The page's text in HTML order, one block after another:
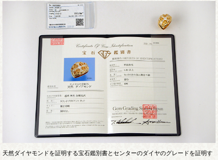
天然ダイヤモンドを証明する宝石鑑別書とセンターのダイヤのグレードを証明す